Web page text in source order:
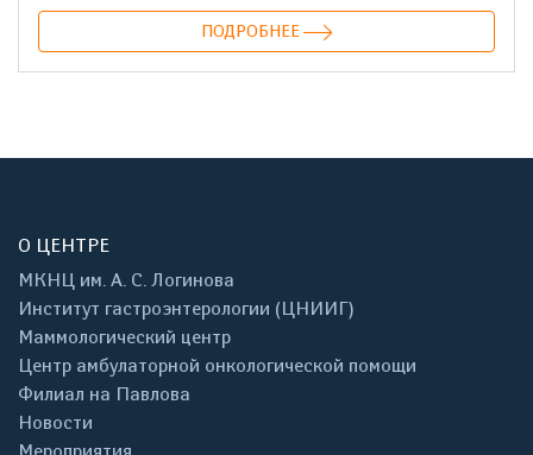
ПОДРОБНЕЕ
О ЦЕНТРЕ
МКНЦ им. А. С. Логинова
Институт гастроэнтерологии (ЦНИИГ)
Маммологический центр
Центр амбулаторной онкологической помощи
Филиал на Павлова
Новости